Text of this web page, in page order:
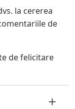
la cererea
de
de felicitare